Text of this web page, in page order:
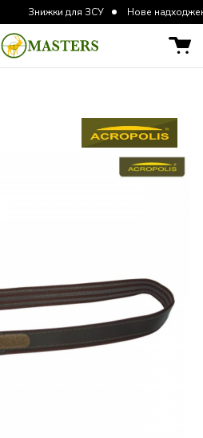
Знижки для ЗСУ Нове надходження